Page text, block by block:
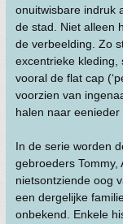
onuitwisbare indruk
de stad. Niet alleen
de verbeelding. Zo
excentrieke kleding,
vooral de flat cap
voorzien van
halen naar eenieder
In de serie worden
gebroeders Tommy,
nietsontziende oog
een dergelijke
onbekend. Enkele